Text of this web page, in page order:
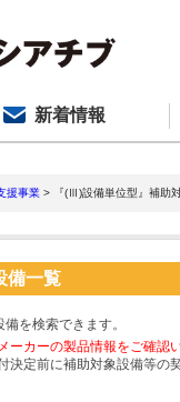
新着情報
援事業 > 『(Ⅲ)設備単位型』補助
備一覧
を検索できます。
カーの製品情報をご確認
定前に補助対象設備等の